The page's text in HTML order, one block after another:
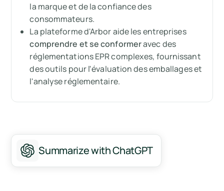
la marque et de la confiance des
consommateurs.
La plateforme d'Arbor aide les entreprises
comprendre et se conformeravec des
réglementations EPR complexes, fournissant
des outils pour l'évaluation des emballages et
l'analyse réglementaire.
Summarize with ChatGPT